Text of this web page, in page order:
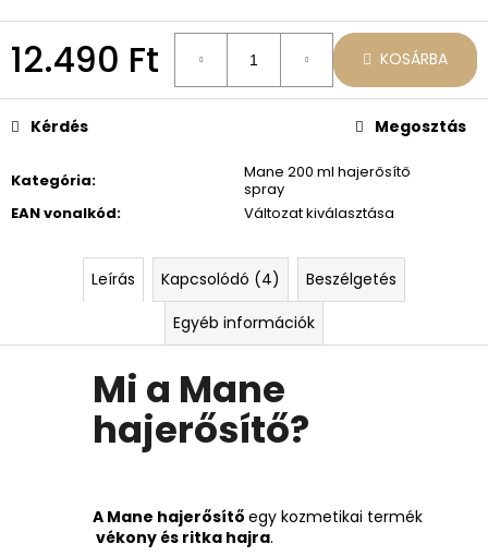
12.490 Ft KOSÁRBA
Kategória:
Mane 200 ml hajerősítő
spray
EAN vonalkód: Változat kiválasztása
Kérdés Megosztás
Leírás Kapcsolódó (4)
Beszélgetés
Egyéb információk
Mi a Mane
hajerősítő?
A Mane hajerősítő egy kozmetikai termék
vékony és ritka hajra.